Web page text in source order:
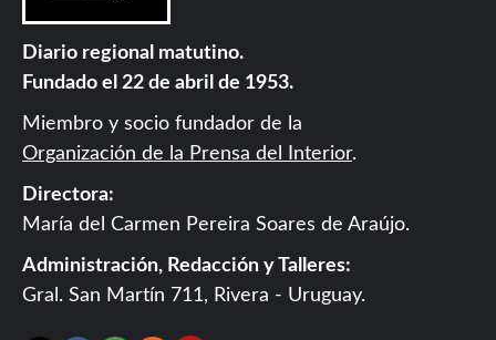
Diario regional matutino.
Fundado el 22 de abril de 1953.
Miembro y socio fundador de la
Organización de la Prensa del Interior.
Directora:
María del Carmen Pereira Soares de Araújo.
Administración, Redacción y Talleres:
Gral. San Martín 711, Rivera - Uruguay.